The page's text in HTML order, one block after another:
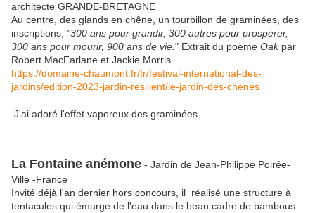
architecte GRANDE-BRETAGNE
Au centre, des glands en chêne, un tourbillon de graminées, des
inscriptions, "300 ans pour grandir, 300 autres pour prospérer,
300 ans pour mourir, 900 ans de vie. " Extrait du poème Oakpar
Robert MacFarlane et Jackie Morris
https://domaine-chaumont.fr/fr/festival-international-des-
jardins/edition-2023-jardin-resilient/le-jardin-des-chenes
J'ai adoré l'effet vaporeux des graminées
La Fontaine anémone - Jardin de Jean-Philippe Poirée-
Ville -France
Invité déjà l'an dernier hors concours, il réalisé une structure à
tentacules qui émarge de l'eau dans le beau cadre de bambous